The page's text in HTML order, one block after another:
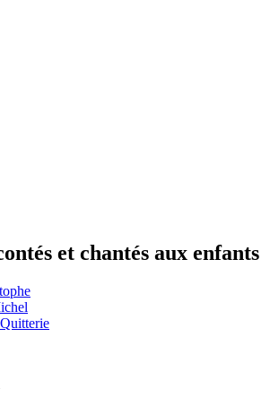
et chantés aux enfants